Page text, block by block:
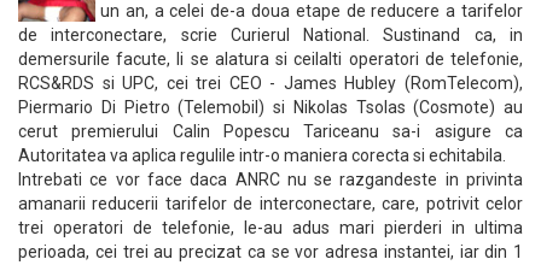
un an, a celei de-a doua etape de reducere a tarifelor
de interconectare, scrie Curierul National. Sustinand ca, in
demersurile facute, li se alatura si ceilalti operatori de telefonie,
RCS&RDS si UPC, cei trei CEO - James Hubley (RomTelecom),
Piermario Di Pietro (Telemobil) si Nikolas Tsolas (Cosmote) au
cerut premierului Calin Popescu Tariceanu sa-i asigure ca
Autoritatea va aplica regulile intr-o maniera corecta si echitabila.
Intrebati ce vor face daca ANRC nu se razgandeste in privinta
amanarii reducerii tarifelor de interconectare, care, potrivit celor
trei operatori de telefonie, le-au adus mari pierderi in ultima
perioada, cei trei au precizat ca se vor adresa instantei, iar din 1